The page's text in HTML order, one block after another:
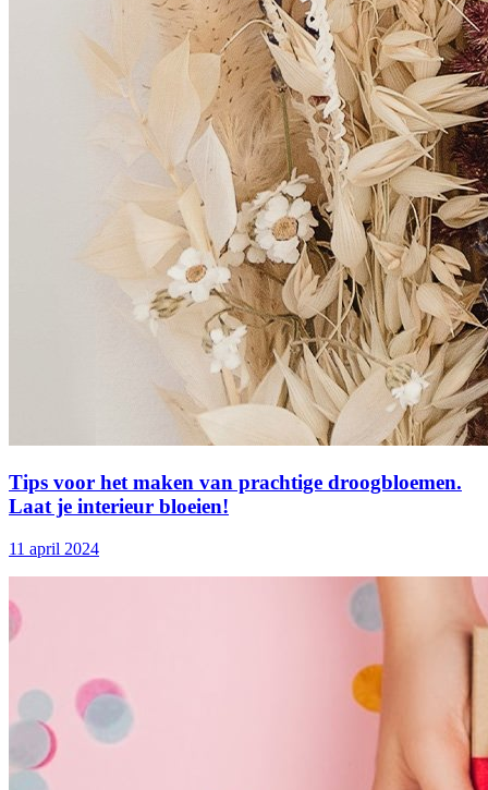
Tips voor het maken van prachtige droogbloemen.
Laat je interieur bloeien!
11 april 2024